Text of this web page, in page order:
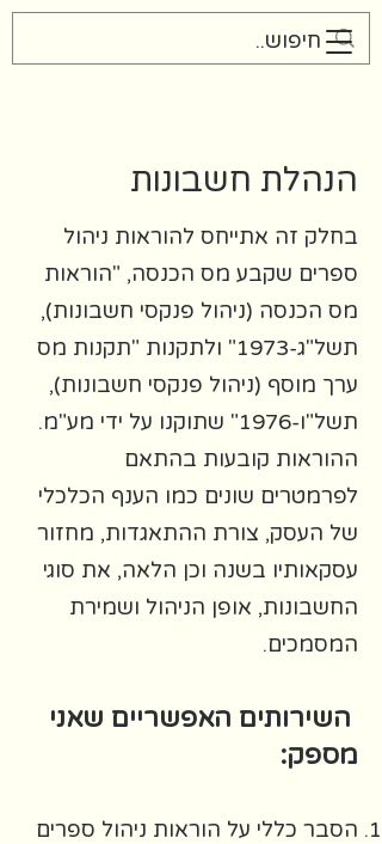
הנהלת חשבונות
בחלק זה אתייחס להוראות ניהול
ספרים שקבע מס הכנסה, "הוראות
מס הכנסה (ניהול פנקסי חשבונות),
תשל"ג-1973" ולתקנות "תקנות מס
ערך מוסף (ניהול פנקסי חשבונות),
תשל"ו-1976" שתוקנו על ידי מע"מ.
ההוראות קובעות בהתאם
לפרמטרים שונים כמו הענף הכלכלי
של העסק, צורת ההתאגדות, מחזור
עסקאותיו בשנה וכן הלאה, את סוגי
החשבונות, אופן הניהול ושמירת
המסמכים.
השירותים האפשריים שאני
מספק:
הסבר כללי על הוראות ניהול ספרים